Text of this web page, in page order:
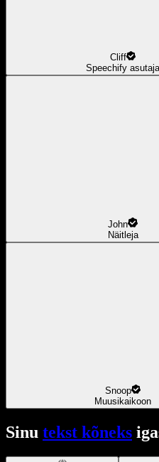
Cliff
Speechify asutaja
John
Näitleja
Snoop
Muusikaikoon
Sinu tekst kõneks